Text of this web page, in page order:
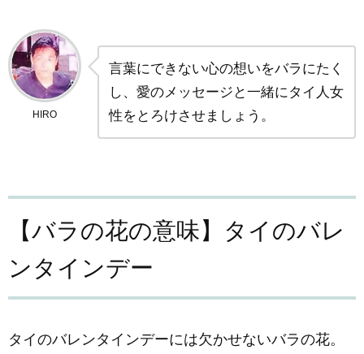
HIRO
言葉にできない心の想いをバラにたく
し、愛のメッセージと一緒にタイ人女
性をとろけさせましょう。
【バラの花の意味】タイのバレ
ンタインデー
タイのバレンタインデーには欠かせないバラの花。